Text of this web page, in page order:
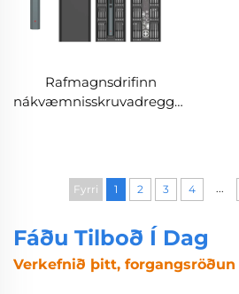
Rafmagnsdrifinn
nákvæmnisskruvadreggur
Fyrri 1 2 3 4 ...
Fáðu Tilboð Í Dag
Verkefnið þitt,